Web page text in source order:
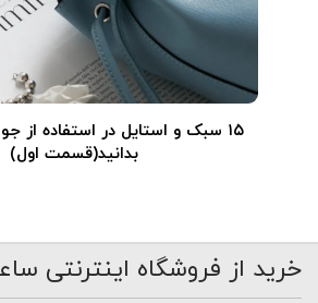
۱۵ سبک و استایل در استفاده از
بدانید(قسمت اول)
خرید از فروشگاه اینترنتی